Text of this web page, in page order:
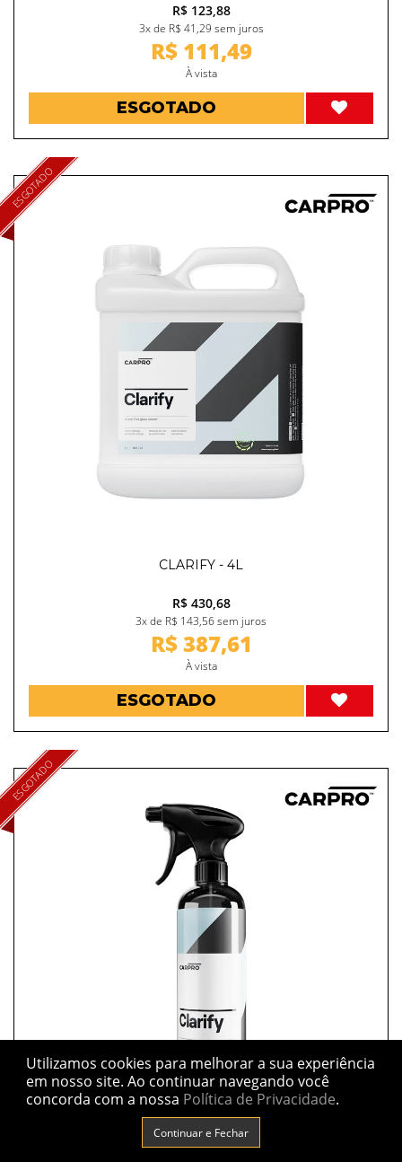
R$ 123,88
3x de R$ 41,29 sem juros
R$ 111,49
À vista
ESGOTADO
ESGOTADO
CLARIFY - 4L
R$ 430,68
3x de R$ 143,56 sem juros
R$ 387,61
À vista
ESGOTADO
ESGOTADO
Utilizamos cookies para melhorar a sua experiência
em nosso site. Ao continuar navegando você
concorda com a nossa Política de Privacidade.
Continuar e Fechar